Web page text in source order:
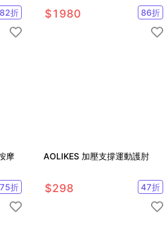
82折 $1980 86折
摩
75折
AOLIKES 加壓支撐運動護肘
$298 47折